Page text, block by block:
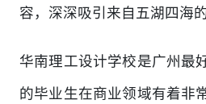
容，深深吸引来自五湖四海
华南理工设计学校是广州最
的毕业生在商业领域有着非